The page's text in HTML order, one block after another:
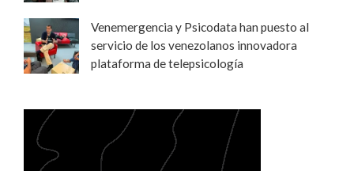
Venemergencia y Psicodata han puesto al
servicio de los venezolanos innovadora
plataforma de telepsicología